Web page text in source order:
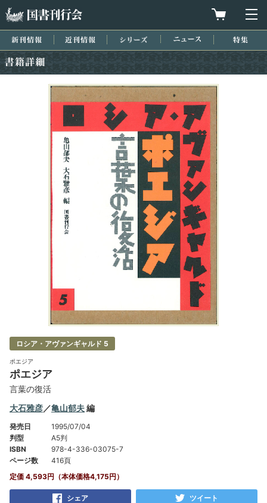
買物カゴを
新刊情報 近刊情報 シリーズ ニュース
ロシア・アヴァンギャルド 5
ポエジア
ポエジア
言葉の復活
大石雅彦／亀山郁夫編
発売日
1995/07/04
判型
A5判
ISBN
978-4-336-03075-7
ページ数
416頁
定価 4,593円（本体価格4,175円）
シェア ツイート